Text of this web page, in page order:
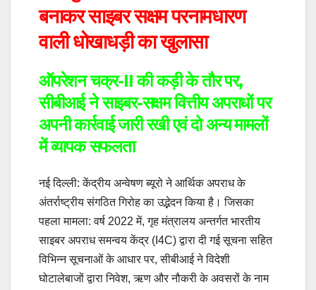
बनाकर साइबर सक्षम परनामधारण
वाली धोखाधड़ी का खुलासा
ऑपरेशन चक्र-II की कड़ी के तौर पर,
सीबीआई ने साइबर-सक्षम वित्तीय अपराधों पर
अपनी कार्रवाई जारी रखी एवं दो अन्य मामलों
में व्यापक सफलता
नई दिल्ली: केंद्रीय अन्वेषण ब्यूरो ने आर्थिक अपराध के
अंतर्राष्ट्रीय संगठित गिरोह का उद्भेदन किया है। जिसका
पहला मामला: वर्ष 2022 में, गृह मंत्रालय अन्तर्गत भारतीय
साइबर अपराध समन्वय केंद्र (I4C) द्वारा दी गई सूचना सहित
विभिन्न सूचनाओं के आधार पर, सीबीआई ने विदेशी
घोटालेबाजों द्वारा निवेश, ऋण और नौकरी के अवसरों के नाम